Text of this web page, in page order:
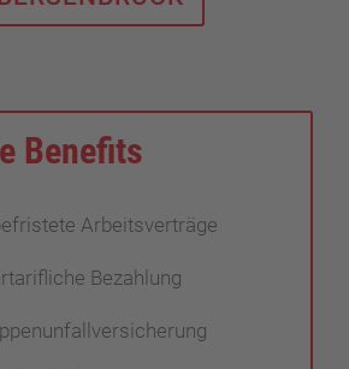
Benefits
Arbeitsverträge
Bezahlung